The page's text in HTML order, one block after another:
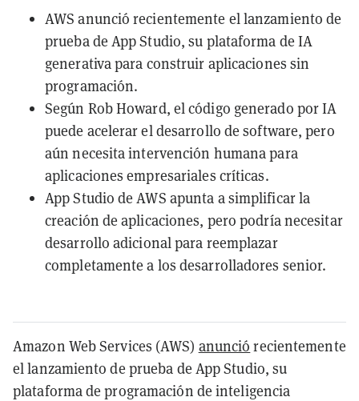
AWS anunció recientemente el lanzamiento de
prueba de App Studio, su plataforma de IA
generativa para construir aplicaciones sin
programación.
Según Rob Howard, el código generado por IA
puede acelerar el desarrollo de software, pero
aún necesita intervención humana para
aplicaciones empresariales críticas.
App Studio de AWS apunta a simplificar la
creación de aplicaciones, pero podría necesitar
desarrollo adicional para reemplazar
completamente a los desarrolladores senior.
Amazon Web Services (AWS) anunció recientemente
el lanzamiento de prueba de App Studio, su
plataforma de programación de inteligencia